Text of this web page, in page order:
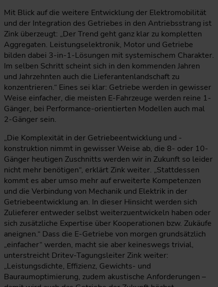
Mit Blick auf die weitere Entwicklung der Elektromobilität
und der Integration des Getriebes in den Antriebsstrang ist
Zink überzeugt: „Der Trend geht ganz klar zu kompletten
Aggregaten. Leistungselektronik, Motor und Getriebe
bilden dabei 3-in-1-Lösungen mit systemischem Charakter.
Im selben Schritt scheint sich in den kommenden Jahren
und Jahrzehnten auch die Lieferantenlandschaft zu
konzentrieren.“ Eines sei klar: Getriebe werden in gewisser
Weise einfacher, die meisten E-Fahrzeuge werden reine 1-
Gänger, bei Performance-orientierten Modellen auch mal
2-Gänger sein.
„Die Komplexität in der Getriebeentwicklung und -
konstruktion nimmt in gewisser Weise ab, die 8- oder 10-
Gänger heutigen Zuschnitts werden wir in Zukunft so leider
nicht mehr benötigen“, erklärt Zink weiter. „Stattdessen
kommt es aber umso mehr auf erweiterte Kompetenzen
und die Verbindung von Mechanik und Elektrik in der
Getriebeentwicklung an. In dieser Hinsicht werden sich
Zulieferer entweder selbst weiterzuentwickeln haben oder
sich zusätzliche Expertise über Kooperationen bzw. Zukäufe
aneignen.“ Dass die E-Getriebe von morgen grundsätzlich
„einfacher“ werden, macht sie aber keineswegs trivial,
unterstreicht Dritev-Tagungsleiter Zink weiter:
„Leistungsdichte, Effizienz, Gewichts- und
Bauraumoptimierung, zudem akustische Anforderungen –